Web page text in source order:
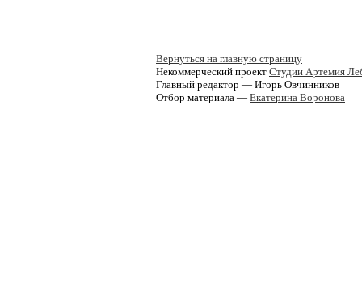
Вернуться на главную страницу
Некоммерческий проект Студии Артемия
Главный редактор — Игорь Овчинников
Отбор материала — Екатерина Воронова